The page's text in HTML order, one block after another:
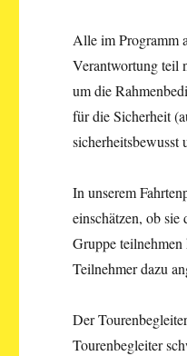
Alle im Programm
Verantwortung teil
um die
für die Sicherheit
sicherheitsbewusst
In unserem
einschätzen, ob
Gruppe
Teilnehmer dazu
Der
Tourenbegleiter